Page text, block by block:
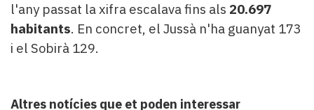
l'any passat la xifra escalava fins als 20.697
habitants. En concret, el Jussà n'ha guanyat 173
i el Sobirà 129.
Altres notícies que et poden interessar